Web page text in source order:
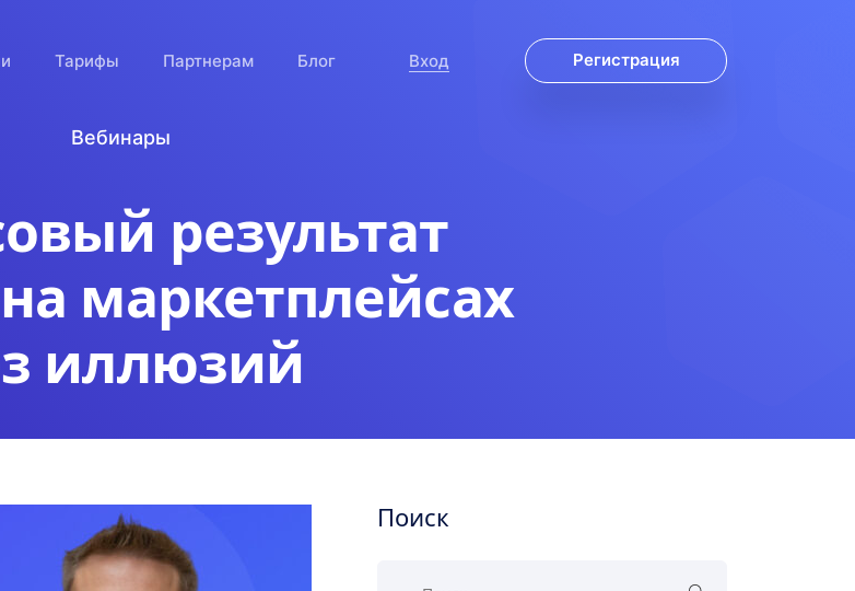
Тарифы Партнерам Блог Вход Регистрация
Вебинары
результат
маркетплейсах
иллюзий
Поиск